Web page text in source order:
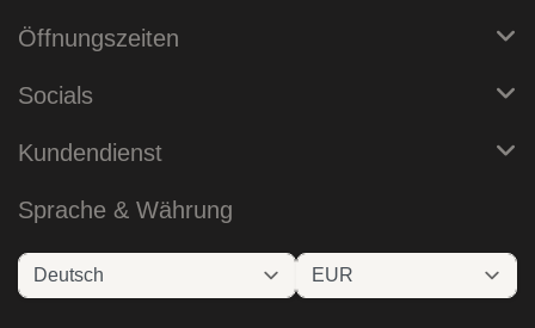
Öffnungszeiten
Socials
Kundendienst
Sprache & Währung